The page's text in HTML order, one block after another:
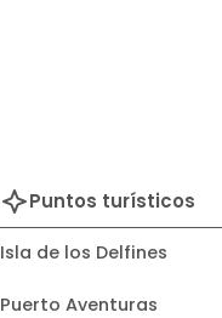
Puntos turísticos
Isla de los Delfines
Puerto Aventuras